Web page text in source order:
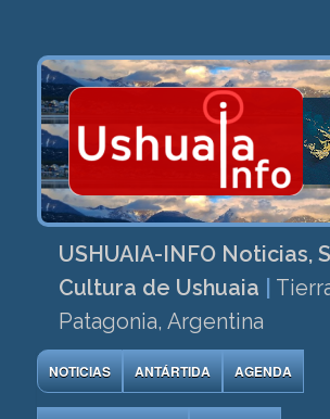
USHUAIA-INFO Noticias,
Cultura de Ushuaia
Patagonia, Argentina
NOTICIAS ANTÁRTIDA AGENDA